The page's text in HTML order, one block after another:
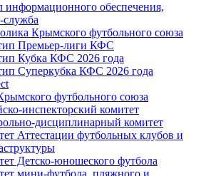
информационного обеспечения,
служба
Крымского футбольного союза
Премьер-лиги КФС
Кубка КФС 2026 года
Суперкубка КФС 2026 года
футбольного союза
инспекторский комитет
дисциплинарный комитет
Аттестации футбольных клубов и
Детско-юношеского футбола
мини-футбола, пляжного и